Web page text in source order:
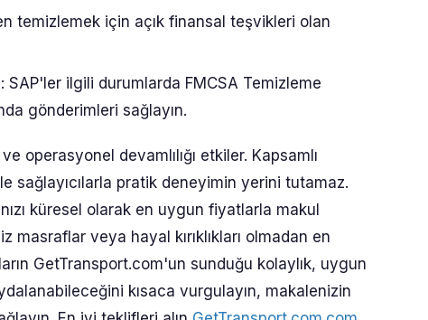
temizlemek için açık finansal teşvikleri olan
SAP'ler ilgili durumlarda FMCSA Temizleme
gönderimleri sağlayın.
operasyonel devamlılığı etkiler. Kapsamlı
sağlayıcılarla pratik deneyimin yerini tutamaz.
küresel olarak en uygun fiyatlarla makul
veya hayal kırıklıkları olmadan en
GetTransport.com'un sunduğu kolaylık, uygun
kısaca vurgulayın, makalenizin